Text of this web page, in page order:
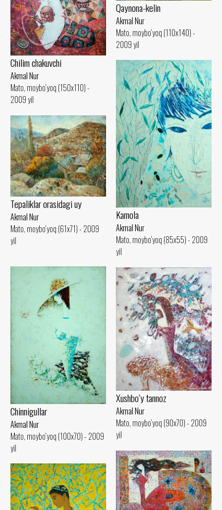
Сhilim chakuvchi
Akmal Nur
Mato, moybo‘yoq (150x110) -
2009 yil
Qaynona-kelin
Akmal Nur
Mato, moybo‘yoq (110x140) -
2009 yil
Kamola
Akmal Nur
Mato, moybo‘yoq (85x55) - 2009
yil
Tepaliklar orasidagi uy
Akmal Nur
Mato, moybo‘yoq (61x71) - 2009
yil
Chinnigullar
Akmal Nur
Mato, moybo‘yoq (100x70) - 2009
yil
Xushbo’y tannoz
Akmal Nur
Mato, moybo‘yoq (90x70) - 2009
yil